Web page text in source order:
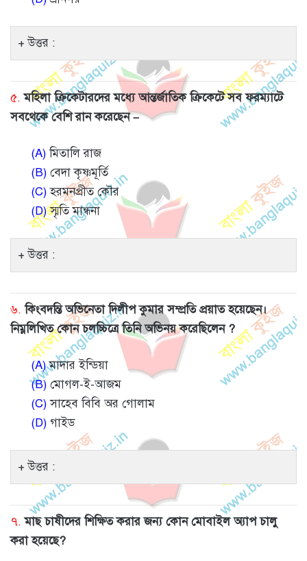
উত্তর :
৫. মহিলা ক্রিকেটারদের মধ্যে আন্তর্জাতিক ক্রিকেটে সব ফরম্যাটে
সবথেকে বেশি রান করেছেন –
(A)মিতালি রাজ
(B) বেদা কৃষ্ণমূর্তি
(C)হরমনপ্রীত কৌর
(D)স্মৃতি মান্ধনা
উত্তর :
৬. কিংবদন্তি অভিনেতা দিলীপ কুমার সম্প্রতি প্রয়াত হয়েছেন।
নিম্নলিখিত কোন চলচ্চিত্রে তিনি অভিনয় করেছিলেন ?
(A)মাদার ইন্ডিয়া
(B) মোগল-ই-আজম
(C)সাহেব বিবি অর গোলাম
(D) গাইড
উত্তর :
৭. মাছ চাষীদের শিক্ষিত করার জন্য কোন মোবাইল অ্যাপ চালু
করা হয়েছে?